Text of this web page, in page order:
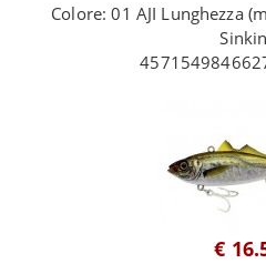
Colore: 01 AJI Lunghezza
€